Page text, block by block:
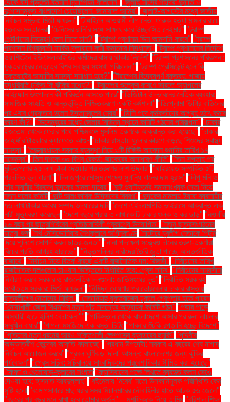
থেকে বাদ পড়লেন বর্তমান চ্যাম্পিয়ন কার্লসেন" "জুলাই মাসের শহীদরা দুর্নীতি ও
দুঃশাসনমুক্ত বাংলাদেশ চেয়েছিলেন: জামায়াত আমির" "জুলাই-আগস্টের মধ্যে জাতীয়
নির্বাচন সম্ভব: মির্জা ফখরুল" "টাঙ্গাইলে আওয়ামী লীগ নেতা ফারুক হত্যা মামলার রায়ে
হতবাক সন্তানেরা "টেনিসের রানি’র সঙ্গে সাক্ষাৎ করে উচ্ছ্বসিত নেইমার" "ট্রাম্প
পেন্টাগনের নিয়ন্ত্রণ কেন নিতে চান?" "ট্রাম্প প্রশাসন ডিম আমদানি করবে" "ট্রাম্প
প্রশাসন বিশ্বব্যাপী মার্কিন দূতাবাসে কর্মী কমানোর সিদ্ধান্ত" "ট্রাম্প প্রশাসনের নির্দেশে
ওয়াশিংটনে ইউএসএআইডির কর্মীদের বাসায় থাকার নির্দেশ" "ট্রাম্প প্রশাসনের পরিকল্পনা:
যুক্তরাষ্ট্রের নেতৃত্বে বিশ্ব স্বাস্থ্য সংস্থা পরিচালনা" "ট্রাম্প প্রেসিডেন্ট হলে কি
যুক্তরাষ্ট্রে আদানির সমস্যা সমাধান হবে?" "ট্রাম্পের বিদ্বেষপূর্ণ বক্তব্য: গাজায়
যুদ্ধবিরতি চুক্তি কি ঝুঁকির মধ্যে?" "ট্রাম্পের শুল্কের কারণে ভারতে অ্যাপলের
আইফোন উৎপাদনে কী পরিবর্তন আসতে পারে" "ডিজিটাল উদ্ভাবনের নৈতিক ব্যবহার:
সামাজিক সংহতি ও অন্তর্ভুক্তি নিশ্চিতকরণে একটি কর্মশালা" "ডিপ্লোমা ডিগ্রি বাতিলের
পর এবার গ্রেফতার হলেন ইস্তাম্বুলের মেয়র" "ডিসি পদে কর্মকর্তাদের আগ্রহ হঠাৎ কমার
কারণ কী?" "ডিসেম্বরের মধ্যে জেলার বিভিন্ন স্থানে কমিটি গঠনের পরিকল্পনা" "ঢাকার
ইজতেমা থেকে ফেরার পথে পশ্চিমবঙ্গে মুসলিম তরুণকে আক্রান্ত করা হয়েছে" "ঢাকার
জাহাঙ্গীর টাওয়ারে ক্যাফেতে আগুন "ঢাকার রাস্তায় ধুলোর কারণে বাড়ছে শিশুদের স্বাস্থ্য
সমস্যা" "তত্ত্বাবধায়ক সরকার ব্যবস্থা নিয়ে ৩টি রিভিউ আবেদন শুনানির তারিখ ১৭
নভেম্বর" "তিন দশকে ৩০ বিশ্ব রেকর্ড: জাকেরের অসাধারণ কীর্তি" "তিন সপ্তাহ পর
মুক্তিপণের ২৫ লাখ টাকা দেওয়ার পর তরুণের লাশ উদ্ধার" "থাইরয়েড সম্পর্কিত ৫টি
প্রচলিত ভুল ধারণা" "দিনাজপুরে মৌসুম শেষেও সুগন্ধি ধানের দাম হ্রাস" "দীপু মনি ও
তাঁর স্বামীর বিরুদ্ধে দুদকের মামলা দায়ের" "দুই প্ল্যাটফর্মের সমানসংখ্যক নেতা নিয়ে
নতুন দলের কমিটি "দুটি আলংকারিক উদ্ভিদের বিবরণ" "দুদকের মামলায় ইয়াবা ব্যবসায়ীর
৭৬ লাখ টাকার অবৈধ সম্পদ উদ্ধারের দাবি "দেশে এইচএমপিভি ভাইরাসে আক্রান্ত এক
নারী মৃত্যুবরণ করেছেন "দেশে বছরে প্রায় ৩ লাখ কোটি টাকার শুল্ক ও কর ছাড়" "নওগাঁয়
১৬ বছর পর ছাত্রশিবিরের প্রতিষ্ঠাবার্ষিকী প্রকাশ্যে উদযাপিত" "নতুন ছাত্রসংগঠনের
যাত্রা শুরু "নর্থ মেসিডোনিয়ার নৈশক্লাবে অগ্নিকাণ্ড "নাটোরে যুবলীগ নেতাকে পিটুনি
দিয়ে পুলিশে সোপর্দ করল ছাত্র-জনতা" "নানা পদক্ষেপ সত্ত্বেও চীনের তরুণ-তরুণীরা
বিয়ের প্রতি আগ্রহ হারাচ্ছে" "নিভৃতপল্লির নারীদের তৈরি জুতা পাচ্ছে আন্তর্জাতিক
বাজারে" "নির্বাচন নিয়ে বিতর্ক করছে একটি রাজনৈতিক দল: রিজভী" "নির্বাচনের তারিখ
রাজনৈতিক দলগুলোর চাওয়ার ভিত্তিতে নির্ধারিত হবে: প্রেস সচিব" "নির্বাচনের সময়সীমা
নির্ধারণ করবে সরকার ও রাজনৈতিক দলগুলো: জাতিসংঘের দূত" "নির্বাচিত সরকারই
সর্বোত্তম সরকার: মির্জা ফখরুল" "নিষিদ্ধ ঘোষণার পর ভোরবেলায় ঢাকার রাস্তায়
ছাত্রলীগের নেতাদের মিছিল" "নেতানিয়াহু যুক্তরাজ্যে ঢুকলে গ্রেপ্তার হতে পারেন
"নোয়াখালী জেলা বিএনপির নতুন পাঁচ সদস্যের আহ্বায়ক কমিটি গঠন" "পদ্মার পাড়ে
অস্থায়ী হাটে ইলিশ বেচাকেনা"'' "পাকিস্তান থেকে বাংলাদেশে আসার পর রুনা লায়লার
সম্মুখীন বাধার" "পাগলা মসজিদে এক বস্তা চিঠি: "পাবনার শুঁটকি রপ্তানি হচ্ছে বিদেশে"
"পুতিনের নতুন ধরনের আরও শক্তিশালী ক্ষেপণাস্ত্র ব্যবহারের হুমকি" "পৃথিবীর
অভ্যন্তরীণ কেন্দ্রের আকৃতি বদলাচ্ছে" "প্রধান উপদেষ্টা: সরকার এ বছরের শেষ নাগাদ
নির্বাচন আয়োজন করবে" "প্রবল ঘূর্ণিঝড় 'দানা' আসন্ন: বাংলাদেশের জন্য ঝুঁকির
পর্যবেক্ষণ" "প্রেস সচিব: সচিবালয়ে সাংবাদিকদের প্রবেশাধিকার সীমিত করা হয়েছে"
"ফিফা ও খেলোয়াড়-ক্লাবের সংঘাত "ফ্যাসিবাদের পক্ষে লিখতে ব্যবহৃত কলম ভেঙে
দেওয়া হবে: হাসনাত আবদুল্লাহ" "বইমেলায় ‘মবের’ মতো উসকানিমূলক পরিস্থিতি কেন
সৃষ্টি হলো "বঙ্গোপসাগরে মাছ ধরার সময় মিয়ানমারের নৌবাহিনীর হাতে আটক ৫৬ জেলে"
"বছরের পর বছর মনে রাখা হবে তোমার অর্জন" – মুশফিককে নিয়ে তামিম "বরিশাল শিক্ষা